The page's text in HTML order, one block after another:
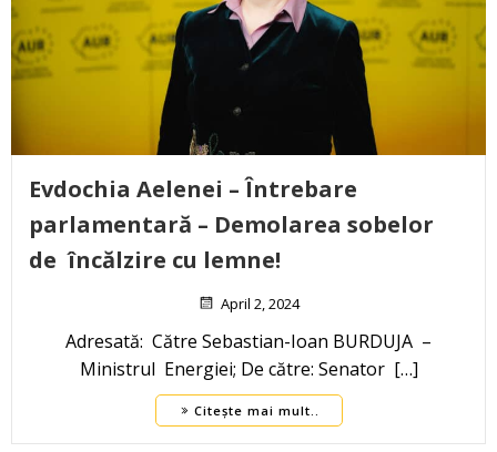
Evdochia Aelenei – Întrebare
parlamentară – Demolarea sobelor
de încălzire cu lemne!
April 2, 2024
Adresată: Către Sebastian-Ioan BURDUJA –
Ministrul Energiei; De către: Senator […]
Citește mai mult..